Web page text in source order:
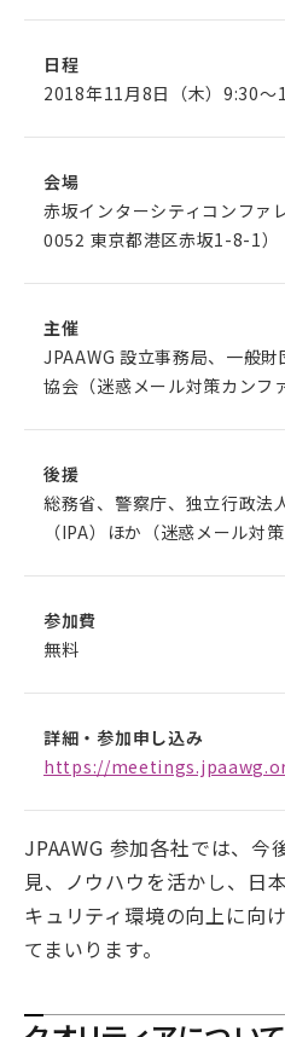
日程
2018年11月8日（木）9:30～
会場
赤坂インターシティコンフ
0052 東京都港区赤坂1-8-1）
主催
JPAAWG 設立事務局、一般
協会（迷惑メール対策カンフ
後援
総務省、警察庁、独立行政法
（IPA）ほか（迷惑メール対
参加費
無料
詳細・参加申し込み
https://
JPAAWG 参加各社では、今
見、ノウハウを活かし、日
キュリティ環境の向上に向
てまいります。